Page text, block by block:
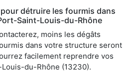
détruire les fourmis dans
Saint-Louis-du-Rhône
moins les dégâts
dans votre structure seront
facilement reprendre vos
du-Rhône (13230).